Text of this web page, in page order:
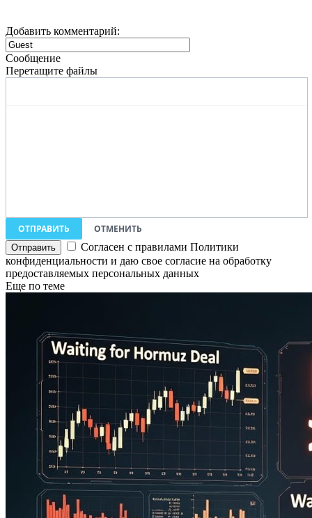
Добавить комментарий:
Сообщение
Перетащите файлы
ОТПРАВИТЬ
ОТМЕНИТЬ
Согласен с правилами Политики
конфиденциальности и даю свое согласие на обработку
предоставляемых персональных данных
Еще по теме